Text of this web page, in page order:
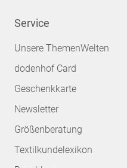
Service
Unsere ThemenWelten
dodenhof Card
Geschenkkarte
Newsletter
Größenberatung
Textilkundelexikon